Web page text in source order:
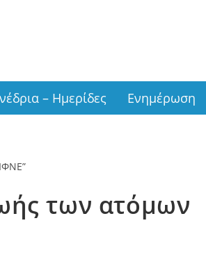
– Ημερίδες Ενημέρωση
των ατόμων